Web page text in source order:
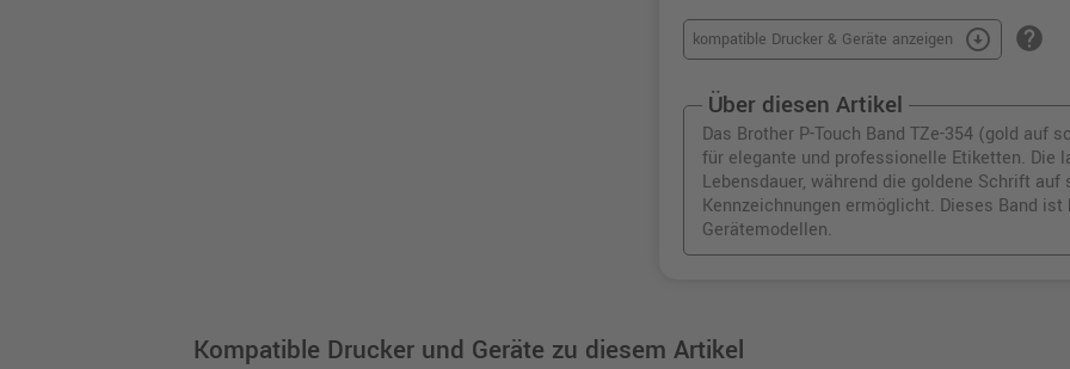
kompatible Drucker & Geräte anzeigen arrow_circle_down help
Über diesen Artikel
Das Brother P-Touch Band TZe-354 (gold auf
für elegante und professionelle Etiketten. Die
Lebensdauer, während die goldene Schrift
Kennzeichnungen ermöglicht. Dieses Band
Gerätemodellen.
Kompatible Drucker und Geräte zu diesem Artikel